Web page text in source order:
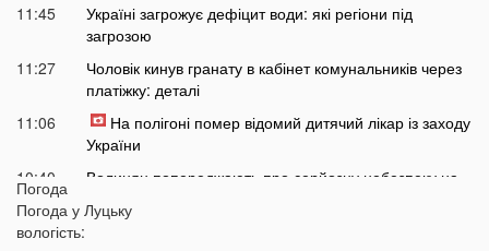
11:45
Україні загрожує дефіцит води: які регіони під
загрозою
11:27
Чоловік кинув гранату в кабінет комунальників через
платіжку: деталі
11:06
На полігоні помер відомий дитячий лікар із заходу
України
10:40
Волинян попереджають про серйозну небезпеку на
10:15
Погода
Погода у Луцьку
вологість: